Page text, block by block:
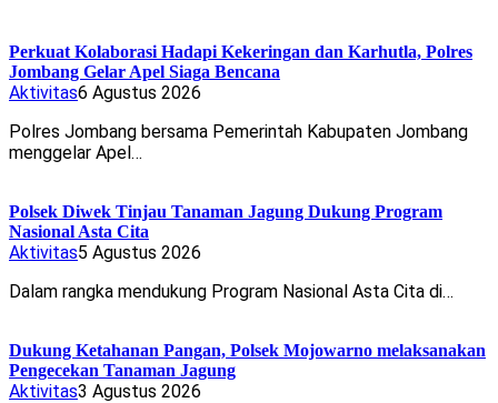
Perkuat Kolaborasi Hadapi Kekeringan dan Karhutla, Polres
Jombang Gelar Apel Siaga Bencana
Aktivitas6 Agustus 2026
Polres Jombang bersama Pemerintah Kabupaten Jombang
menggelar Apel…
Polsek Diwek Tinjau Tanaman Jagung Dukung Program
Nasional Asta Cita
Aktivitas5 Agustus 2026
Dalam rangka mendukung Program Nasional Asta Cita di…
Dukung Ketahanan Pangan, Polsek Mojowarno melaksanakan
Pengecekan Tanaman Jagung
Aktivitas3 Agustus 2026